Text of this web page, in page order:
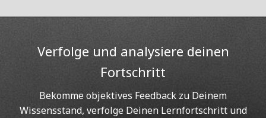
Verfolge und analysiere deinen
Fortschritt
Bekomme objektives Feedback zu Deinem
Wissensstand, verfolge Deinen Lernfortschritt und